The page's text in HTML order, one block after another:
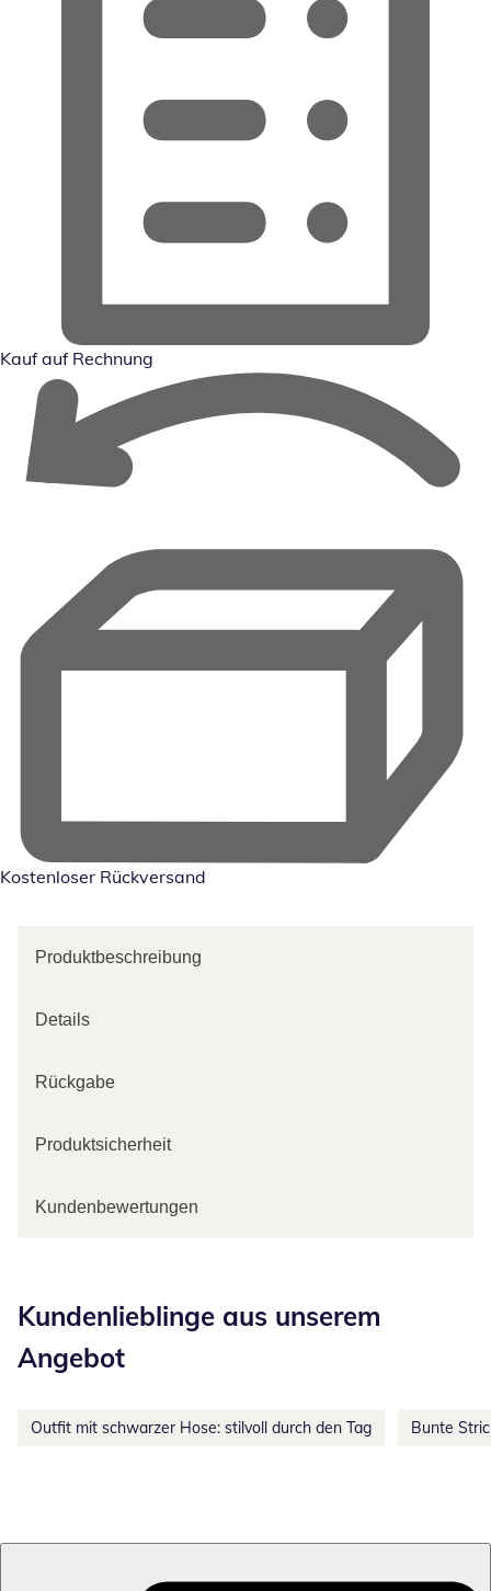
Kauf auf Rechnung
Kostenloser Rückversand
Produktbeschreibung
Details
Rückgabe
Produktsicherheit
Kundenbewertungen
Kundenlieblinge aus unserem
Angebot
Outfit mit schwarzer Hose: stilvoll durch den Tag Bunte